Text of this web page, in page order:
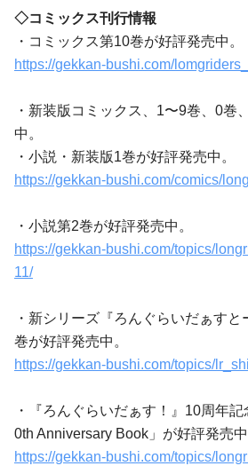
◇コミックス刊行情報
・コミックス第10巻が好評発売中。
https://gekkan-bushi.com/
・新装版コミックス、1〜9巻、0巻
中。
・小説・新装版1巻が好評発売中。
https://gekkan-bushi.com/comics/
・小説第2巻が好評発売中。
https://gekkan-bushi.com/topics/
11/
・新シリーズ『ろんぐらいだぁす
巻が好評発売中。
https://gekkan-bushi.com/topics/
・『ろんぐらいだぁす！』10周年
0th Anniversary Book」が好評発売
https://gekkan-bushi.com/topics/